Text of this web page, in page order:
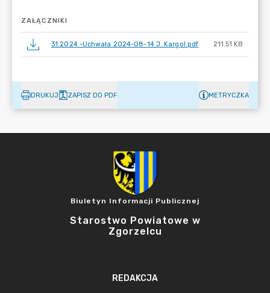
ZAŁĄCZNIKI
31.2024 -Uchwała 2024-08-14 J. Kargol.pdf 211.51 KB
DRUKUJ ZAPISZ DO PDF METRYCZKA
Biuletyn Informacji Publicznej
Starostwo Powiatowe w
Zgorzelcu
REDAKCJA